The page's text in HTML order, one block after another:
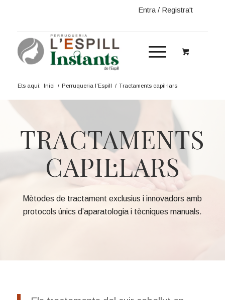
Entra / Registra't
Ets aquí: Inici / Perruqueria l’Espill / Tractaments capil·lars
TRACTAMENTS
CAPIL·LARS
Mètodes de tractament exclusius i innovadors amb
protocols únics d’aparatologia i tècniques manuals.